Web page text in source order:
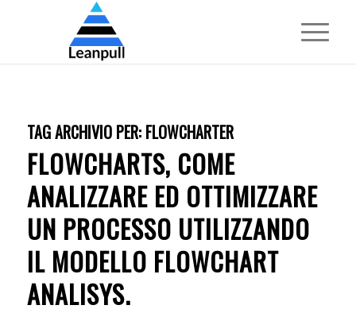
TAG ARCHIVIO PER: FLOWCHARTER
FLOWCHARTS, COME
ANALIZZARE ED OTTIMIZZARE
UN PROCESSO UTILIZZANDO
IL MODELLO FLOWCHART
ANALISYS.